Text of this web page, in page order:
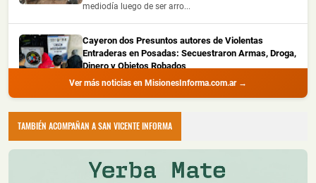
mediodía luego de ser arro...
Cayeron dos Presuntos autores de Violentas
Entraderas en Posadas: Secuestraron Armas, Droga,
Dinero y Objetos Robados
📅 4 ago 2026
La Policía de Misiones detuvo a dos hombres con
amplio prontuario durante un all...
Recuperaron Herramientas Robadas y Detuvieron a
un Joven en Oberá
📅 4 ago 2026
Ver más noticias en MisionesInforma.com.ar →
TAMBIÉN ACOMPAÑAN A SAN VICENTE INFORMA